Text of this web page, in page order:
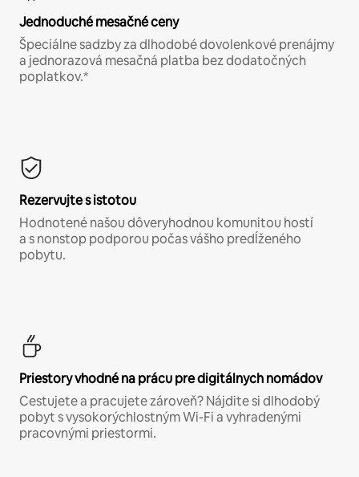
Jednoduché mesačné ceny
Špeciálne sadzby za dlhodobé dovolenkové prenájmy
a jednorazová mesačná platba bez dodatočných
poplatkov.*
Rezervujte s istotou
Hodnotené našou dôveryhodnou komunitou hostí
a s nonstop podporou počas vášho predĺženého
pobytu.
Priestory vhodné na prácu pre digitálnych nomádov
Cestujete a pracujete zároveň? Nájdite si dlhodobý
pobyt s vysokorýchlostným Wi-Fi a vyhradenými
pracovnými priestormi.